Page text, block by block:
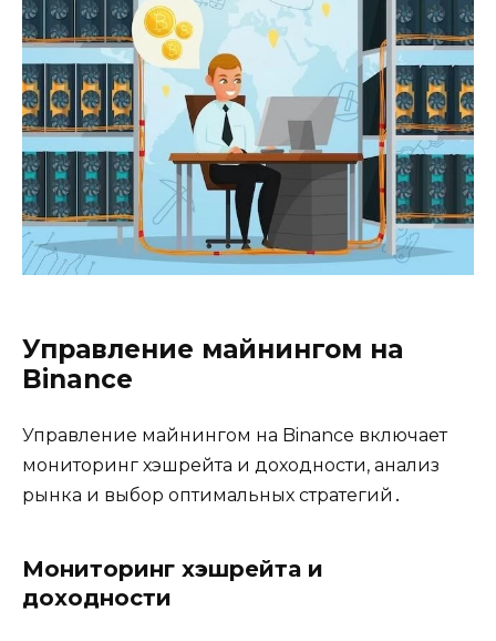
Управление майнингом на
Binance
Управление майнингом на Binance включает
мониторинг хэшрейта и доходности, анализ
рынка и выбор оптимальных стратегий․
Мониторинг хэшрейта и
доходности